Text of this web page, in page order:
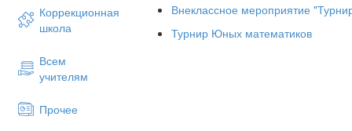
Коррекционная
школа
Всем
учителям
Прочее
Результат деления. (Частное)
Наименьшее двузначное число.
Внеклассное мероприятие
Турнир Юных математиков